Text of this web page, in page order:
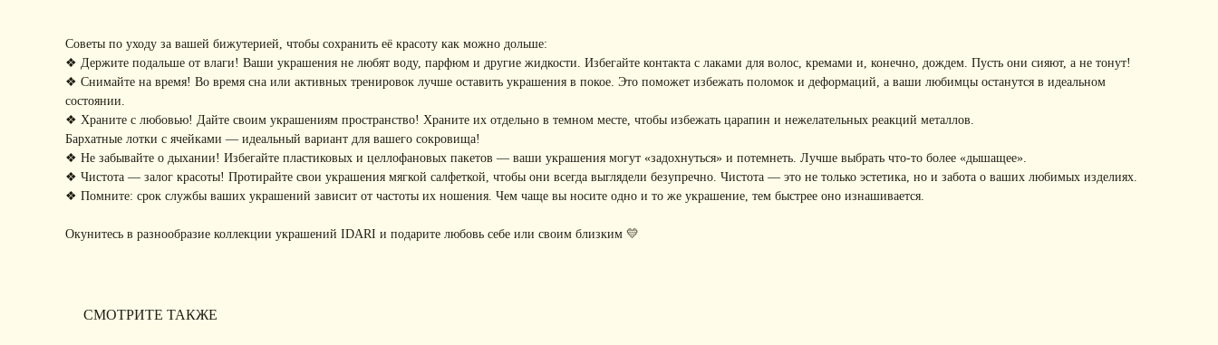
Советы по уходу за вашей бижутерией, чтобы сохранить её красоту как можно дольше:
❖ Держите подальше от влаги! Ваши украшения не любят воду, парфюм и другие жидкости. Избегайте контакта с лаками для волос, кремами и, конечно, дождем. Пусть они сияют, а не тонут!
❖ Снимайте на время! Во время сна или активных тренировок лучше оставить украшения в покое. Это поможет избежать поломок и деформаций, а ваши любимцы останутся в идеальном
состоянии.
❖ Храните с любовью! Дайте своим украшениям пространство! Храните их отдельно в темном месте, чтобы избежать царапин и нежелательных реакций металлов.
Бархатные лотки с ячейками — идеальный вариант для вашего сокровища!
❖ Не забывайте о дыхании! Избегайте пластиковых и целлофановых пакетов — ваши украшения могут «задохнуться» и потемнеть. Лучше выбрать что-то более «дышащее».
❖ Чистота — залог красоты! Протирайте свои украшения мягкой салфеткой, чтобы они всегда выглядели безупречно. Чистота — это не только эстетика, но и забота о ваших любимых изделиях.
❖ Помните: срок службы ваших украшений зависит от частоты их ношения. Чем чаще вы носите одно и то же украшение, тем быстрее оно изнашивается.
Окунитесь в разнообразие коллекции украшений IDARI и подарите любовь себе или своим близким 💛
СМОТРИТЕ ТАКЖЕ